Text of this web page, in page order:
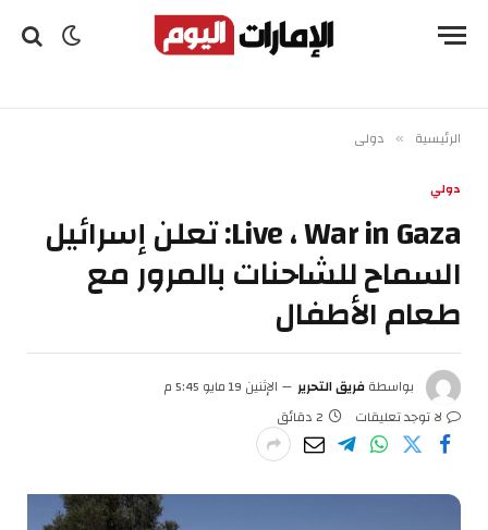
الرئيسية » دولي
دولي
Live ، War in Gaza: تعلن إسرائيل
السماح للشاحنات بالمرور مع
طعام الأطفال
بواسطةفريق التحرير
الإثنين 19 مايو 5:45 م
لا توجد تعليقات
2 دقائق